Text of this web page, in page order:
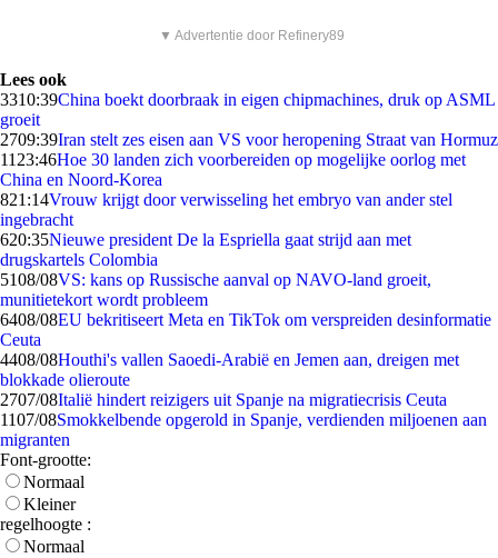
▼ Advertentie door Refinery89
Lees ook
3310:39China boekt doorbraak in eigen chipmachines, druk op ASML
groeit
2709:39Iran stelt zes eisen aan VS voor heropening Straat van Hormuz
11 23:46Hoe 30 landen zich voorbereiden op mogelijke oorlog met
China en Noord-Korea
821:14Vrouw krijgt door verwisseling het embryo van ander stel
ingebracht
620:35Nieuwe president De la Espriella gaat strijd aan met
drugskartels Colombia
5108/08VS: kans op Russische aanval op NAVO-land groeit,
munitietekort wordt probleem
6408/08EU bekritiseert Meta en TikTok om verspreiden desinformatie
Ceuta
4408/08Houthi's vallen Saoedi-Arabië en Jemen aan, dreigen met
blokkade olieroute
2707/08Italië hindert reizigers uit Spanje na migratiecrisis Ceuta
1107/08Smokkelbende opgerold in Spanje, verdienden miljoenen aan
migranten
Font-grootte:
Normaal
Kleiner
regelhoogte :
Normaal